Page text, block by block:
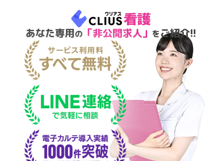
あなた専用の 「非公開求人」 をご紹介!!